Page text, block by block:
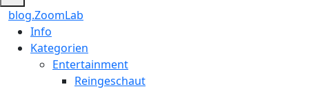
blog.ZoomLab
ZoomLab
//
Info
Kategorien
Entertainment
Reingeschaut